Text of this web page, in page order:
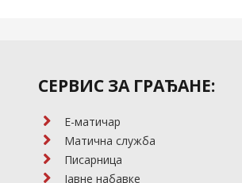
СЕРВИС ЗА ГРАЂАНЕ:
E-матичар
Матична служба
Писарница
Јавне набавке